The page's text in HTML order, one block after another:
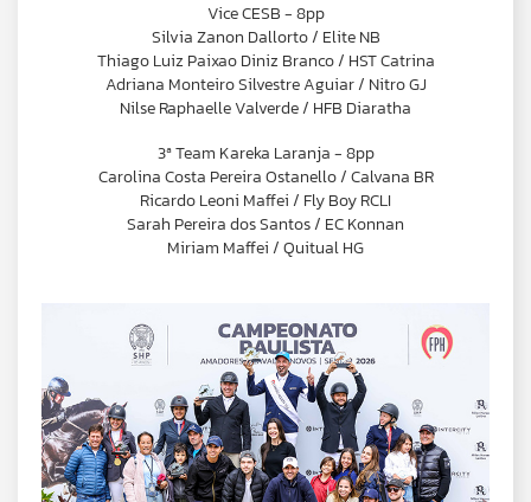
Vice CESB - 8pp
Silvia Zanon Dallorto / Elite NB
Thiago Luiz Paixao Diniz Branco / HST Catrina
Adriana Monteiro Silvestre Aguiar / Nitro GJ
Nilse Raphaelle Valverde / HFB Diaratha
3ª Team Kareka Laranja - 8pp
Carolina Costa Pereira Ostanello / Calvana BR
Ricardo Leoni Maffei / Fly Boy RCLI
Sarah Pereira dos Santos / EC Konnan
Miriam Maffei / Quitual HG